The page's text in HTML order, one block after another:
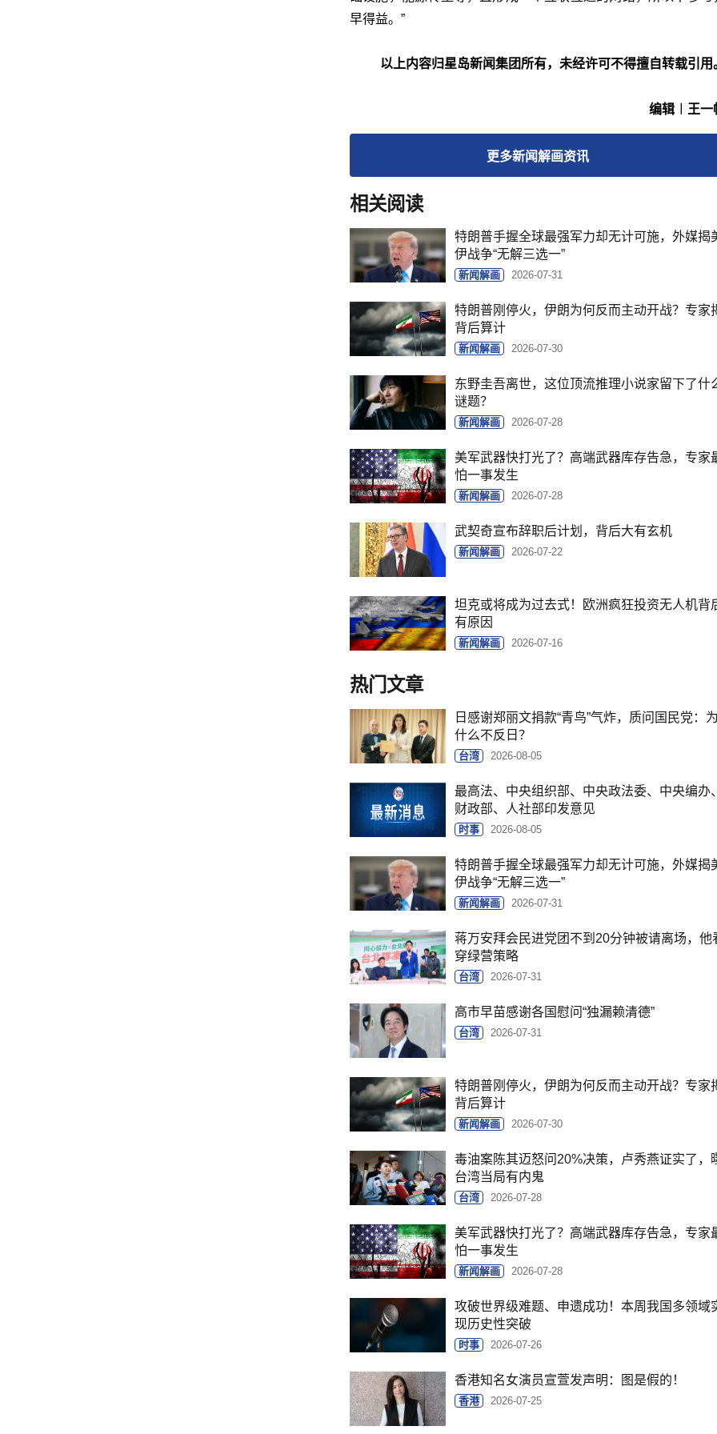
早得益。”
以上内容归星岛新闻集团所有，未经许可不得擅自转载引用
编辑︱王一
更多新闻解画资讯
相关阅读
特朗普手握全球最强军力却无计可施，外媒揭
伊战争“无解三选一”
新闻解画 2026-07-31
特朗普刚停火，伊朗为何反而主动开战？专家
背后算计
新闻解画 2026-07-30
东野圭吾离世，这位顶流推理小说家留下了什
谜题？
新闻解画 2026-07-28
美军武器快打光了？高端武器库存告急，专家
怕一事发生
新闻解画 2026-07-28
武契奇​宣布辞职后计划，背后大有玄机
新闻解画 2026-07-22
坦克或将成为过去式！欧洲疯狂投资无人机背
有原因
新闻解画 2026-07-16
热门文章
日感谢郑丽文捐款“青鸟”气炸，质问国民党：为
什么不反日？
台湾 2026-08-05
最高法、中央组织部、中央政法委、中央编办、
财政部、人社部印发意见
时事 2026-08-05
特朗普手握全球最强军力却无计可施，外媒揭
伊战争“无解三选一”
新闻解画 2026-07-31
蒋万安拜会民进党团不到20分钟被请离场，他
穿绿营策略
台湾 2026-07-31
高市早苗感谢各国慰问“独漏赖清德”
台湾 2026-07-31
特朗普刚停火，伊朗为何反而主动开战？专家
背后算计
新闻解画 2026-07-30
毒油案陈其迈怒问20%决策，卢秀燕证实了，
台湾当局有内鬼
台湾 2026-07-28
美军武器快打光了？高端武器库存告急，专家
怕一事发生
新闻解画 2026-07-28
攻破世界级难题、申遗成功！本周我国多领域
现历史性突破
时事 2026-07-26
香港知名女演员宣萱发声明：图是假的！
香港 2026-07-25